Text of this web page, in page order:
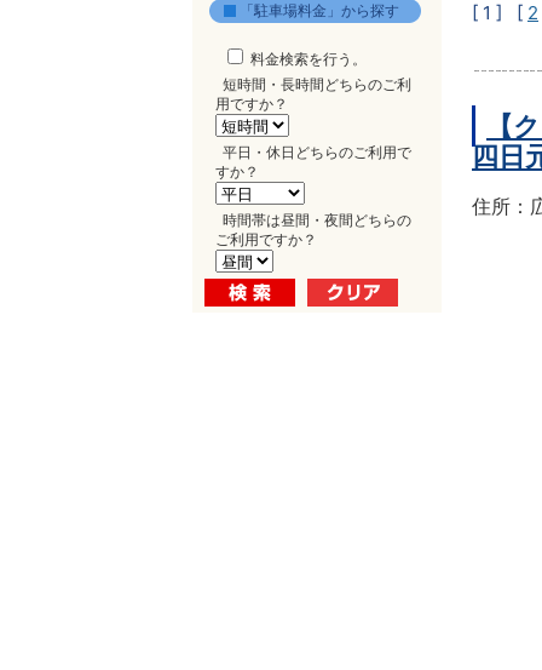
「駐車場料金」から探す
料金検索を行う。
短時間・長時間どちらのご利
用ですか？
平日・休日どちらのご利用で
すか？
時間帯は昼間・夜間どちらの
ご利用ですか？
[ 1 ] [ 2
【
四日
住所：